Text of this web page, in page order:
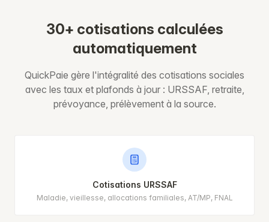
30+ cotisations calculées
automatiquement
QuickPaie gère l'intégralité des cotisations sociales
avec les taux et plafonds à jour : URSSAF, retraite,
prévoyance, prélèvement à la source.
Cotisations URSSAF
Maladie, vieillesse, allocations familiales, AT/MP, FNAL